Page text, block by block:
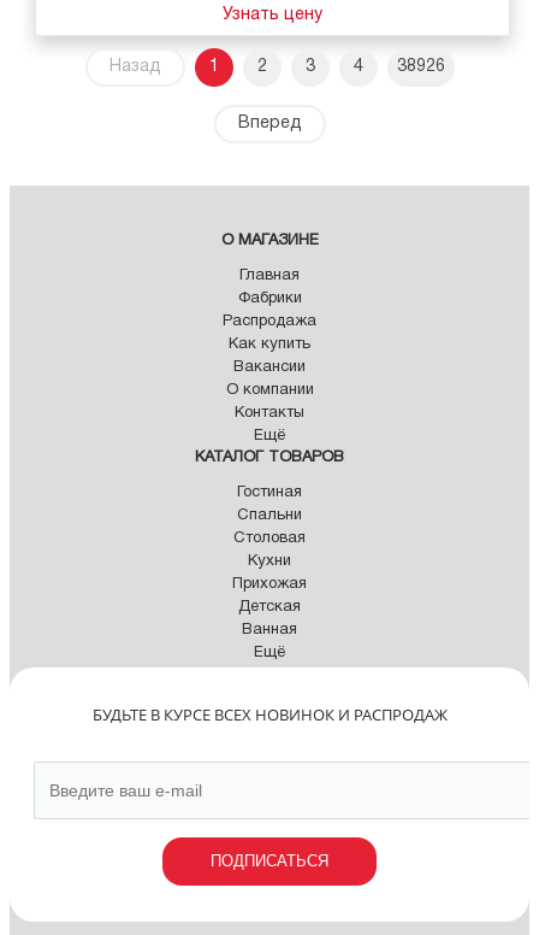
Узнать цену
Назад 1 2 3 4 38926
Вперед
О МАГАЗИНЕ
Главная
Фабрики
Распродажа
Как купить
Вакансии
О компании
Контакты
Ещё
КАТАЛОГ ТОВАРОВ
Гостиная
Спальни
Столовая
Кухни
Прихожая
Детская
Ванная
Ещё
БУДЬТЕ В КУРСЕ ВСЕХ НОВИНОК И РАСПРОДАЖ
ПОДПИСАТЬСЯ